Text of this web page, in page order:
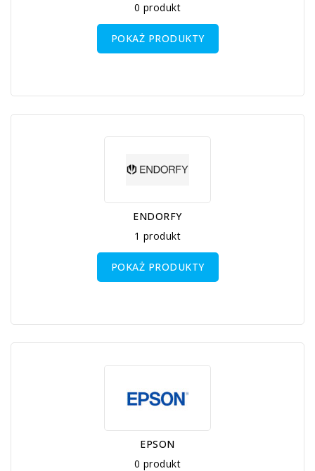
0 produkt
POKAŻ PRODUKTY
ENDORFY
1 produkt
POKAŻ PRODUKTY
EPSON
0 produkt